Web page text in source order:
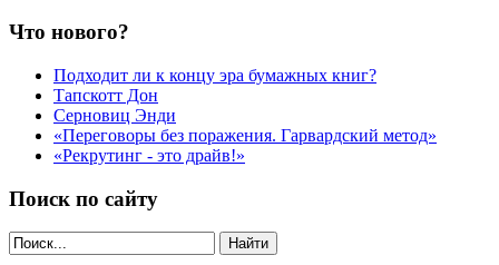
Что нового?
Подходит ли к концу эра бумажных книг?
Тапскотт Дон
Серновиц Энди
«Переговоры без поражения. Гарвардский метод»
«Рекрутинг - это драйв!»
Поиск по сайту
Найти